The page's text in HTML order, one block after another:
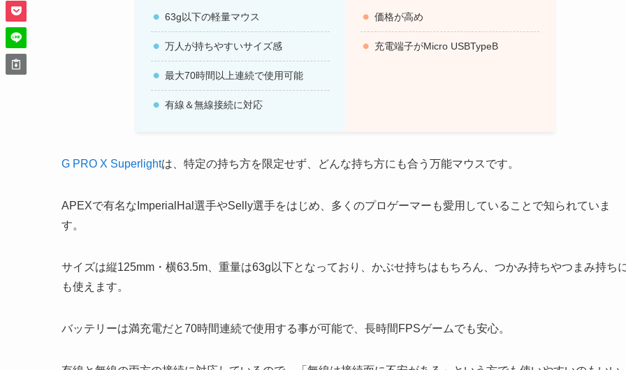
63g以下の軽量マウス
万人が持ちやすいサイズ感
最大70時間以上連続で使用可能
有線＆無線接続に対応
価格が高め
充電端子がMicro USBTypeB
G PRO X Superlightは、特定の持ち方を限定せず、どんな持ち方にも合う万能マウスです。
APEXで有名なImperialHal選手やSelly選手をはじめ、多くのプロゲーマーも愛用していることで知られていま
す。
サイズは縦125mm・横63.5m、重量は63g以下となっており、かぶせ持ちはもちろん、つかみ持ちやつまみ持ち
も使えます。
バッテリーは満充電だと70時間連続で使用する事が可能で、長時間FPSゲームでも安心。